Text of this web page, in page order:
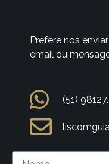
Prefere nos
email ou
(51)